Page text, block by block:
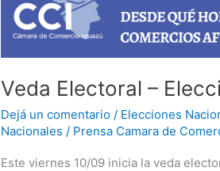
Veda Electoral –
Dejá un comentario / Elecciones
Nacionales / Prensa Camara de
Este viernes 10/09 inicia la veda